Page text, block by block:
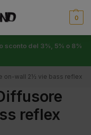
0
sconto del 3%, 5% o 8%
on-wall 2½ vie bass reflex
reflex